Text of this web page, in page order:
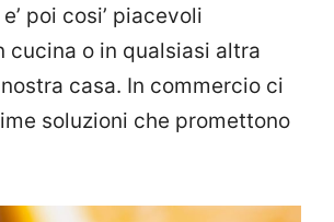
poi cosi’ piacevoli
cucina o in qualsiasi altra
casa. In commercio ci
soluzioni che promettono